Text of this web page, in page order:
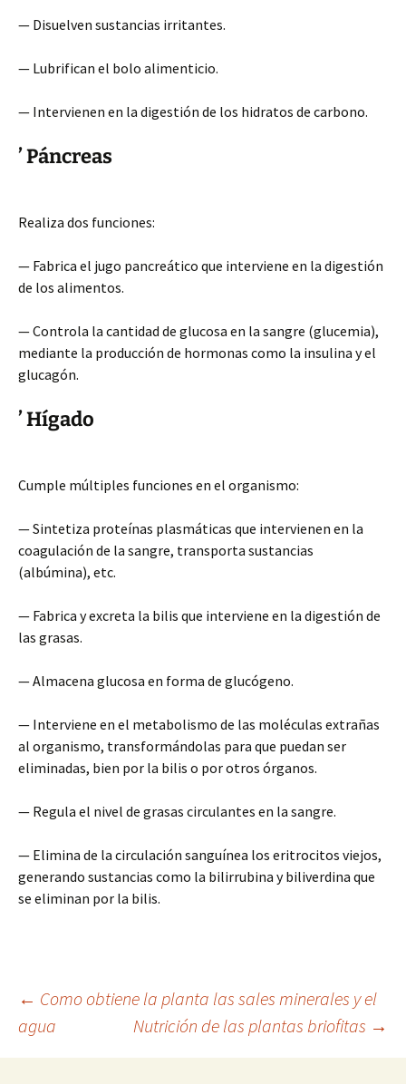
— Disuelven sustancias irritantes.
— Lubrifican el bolo alimenticio.
— Intervienen en la digestión de los hidratos de carbono.
’ Páncreas
Realiza dos funciones:
— Fabrica el jugo pancreático que interviene en la digestión
de los alimentos.
— Controla la cantidad de glucosa en la sangre (glucemia),
mediante la producción de hormonas como la insulina y el
glucagón.
’ Hígado
Cumple múltiples funciones en el organismo:
— Sintetiza proteínas plasmáticas que intervienen en la
coagulación de la sangre, transporta sustancias
(albúmina), etc.
— Fabrica y excreta la bilis que interviene en la digestión de
las grasas.
— Almacena glucosa en forma de glucógeno.
— Interviene en el metabolismo de las moléculas extrañas
al organismo, transformándolas para que puedan ser
eliminadas, bien por la bilis o por otros órganos.
— Regula el nivel de grasas circulantes en la sangre.
— Elimina de la circulación sanguínea los eritrocitos viejos,
generando sustancias como la bilirrubina y biliverdina que
se eliminan por la bilis.
Navegación
de
← Como obtiene la planta las sales minerales y el
agua
Nutrición de las plantas briofitas →